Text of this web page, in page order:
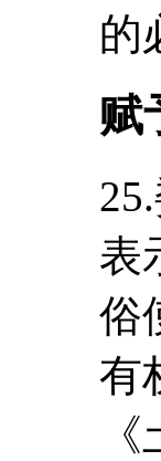
的
赋
表
俗
有